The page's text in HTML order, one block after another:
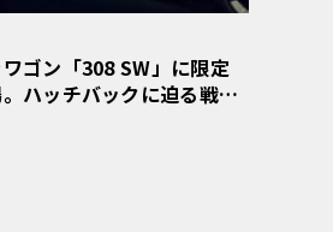
ゴン「308 SW」に限定
ハッチバックに迫る戦略